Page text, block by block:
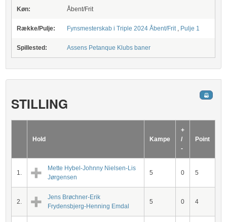
Køn: Åbent/Frit
Række/Pulje: Fynsmesterskab i Triple 2024 Åbent/Frit, Pulje 1
Spillested: Assens Petanque Klubs baner
STILLING
Hold Kampe
+
/
-
Point
1.
Mette Hybel-Johnny Nielsen-Lis
Jørgensen
5 0 5
2.
Jens Brøchner-Erik
Frydensbjerg-Henning Emdal
5 0 4